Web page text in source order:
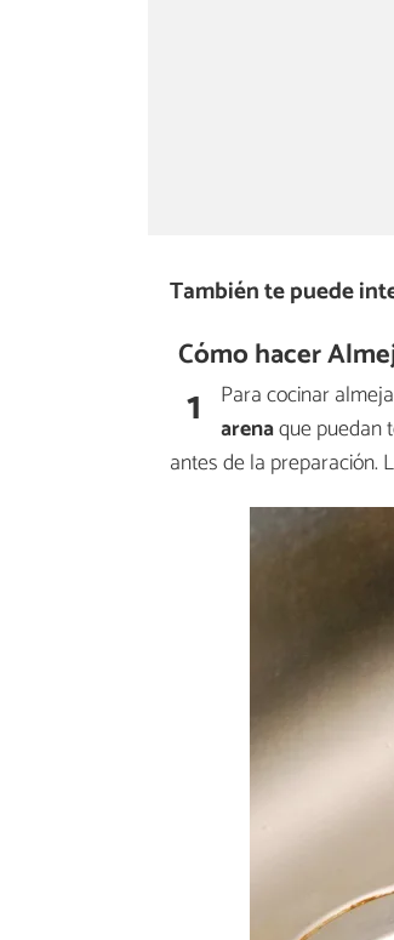
También te puede
Cómo hacer
1 Para cocinar
arenaque puedan
antes de la preparación.